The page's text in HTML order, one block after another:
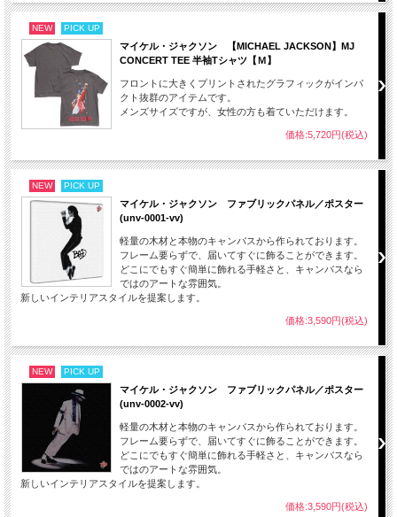
NEW PICK UP
マイケル・ジャクソン 【MICHAEL JACKSON】MJ
CONCERT TEE 半袖Tシャツ【Ｍ】
フロントに大きくプリントされたグラフィックがインパ
クト抜群のアイテムです。
メンズサイズですが、女性の方も着ていただけます。
価格:5,720円(税込)
NEW PICK UP
マイケル・ジャクソン ファブリックパネル／ポスター
(unv-0001-vv)
軽量の木材と本物のキャンバスから作られております。
フレーム要らずで、届いてすぐに飾ることができます。
どこにでもすぐ簡単に飾れる手軽さと、キャンバスなら
ではのアートな雰囲気。
新しいインテリアスタイルを提案します。
価格:3,590円(税込)
NEW PICK UP
マイケル・ジャクソン ファブリックパネル／ポスター
(unv-0002-vv)
軽量の木材と本物のキャンバスから作られております。
フレーム要らずで、届いてすぐに飾ることができます。
どこにでもすぐ簡単に飾れる手軽さと、キャンバスなら
ではのアートな雰囲気。
新しいインテリアスタイルを提案します。
価格:3,590円(税込)